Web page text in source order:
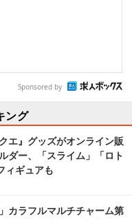
Sponsored by
ング
エ』グッズがオンライン販
ダー、「スライム」「ロト
ィギュアも
カラフルマルチチャーム第